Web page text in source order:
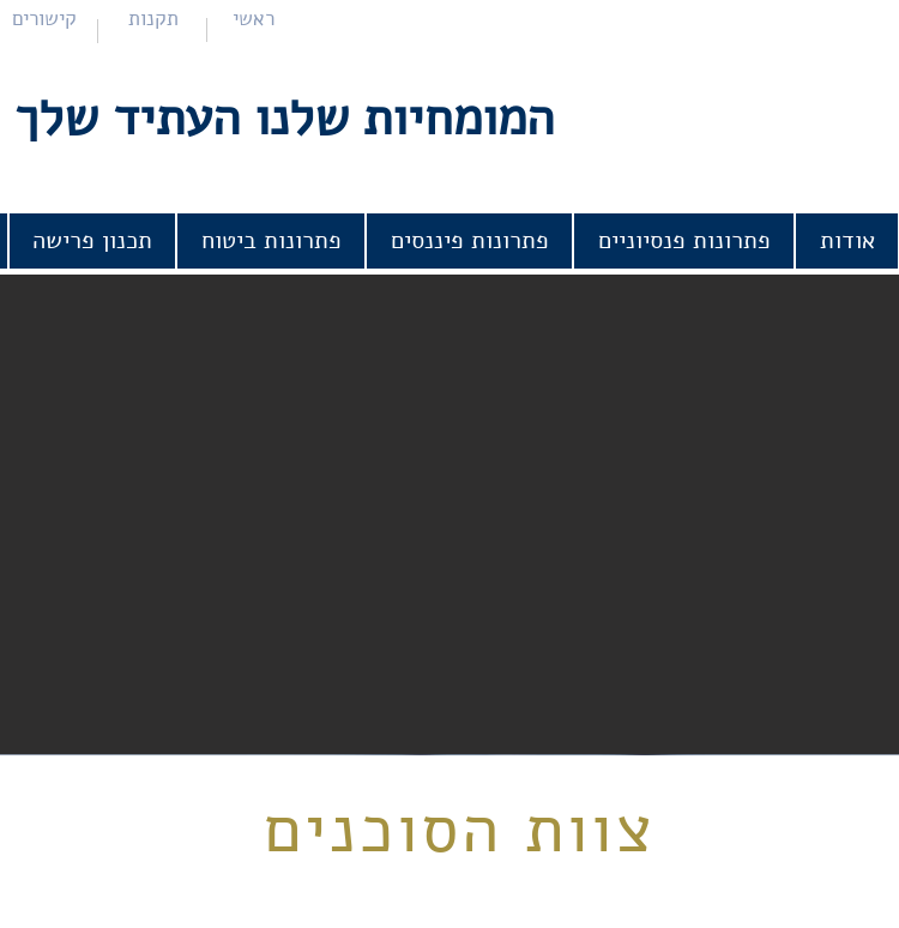
קישורים תקנות ראשי
המומחיות שלנו העתיד שלך
אודות פתרונות פנסיוניים פתרונות פיננסים פתרונות ביטוח תכנון פרישה
צוות הסוכנים